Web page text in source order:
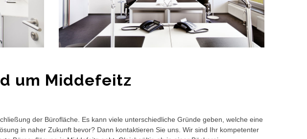
um Middefeitz
der Bürofläche. Es kann viele unterschiedliche Gründe geben, welche eine
in naher Zukunft bevor? Dann kontaktieren Sie uns. Wir sind Ihr kompetenter